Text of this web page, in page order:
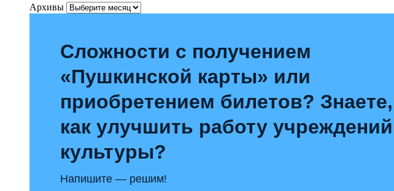
Архивы
Сложности с получением
«Пушкинской карты» или
приобретением билетов? Знаете,
как улучшить работу учреждений
культуры?
Напишите — решим!